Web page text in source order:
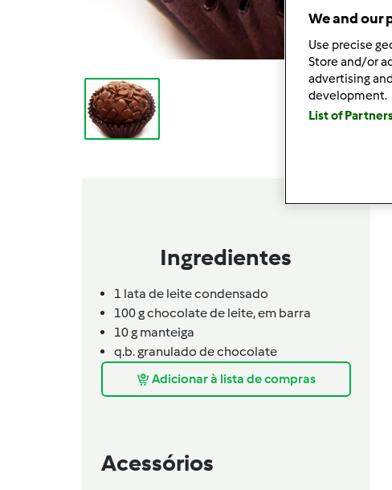
Ingredientes
1 lata de leite condensado
100gchocolate de leite,em barra
10g manteiga
q.b.granulado de chocolate
Adicionar à lista de compras
Acessórios
We and our
Use precise
Store and/or
advertising
development.
List of